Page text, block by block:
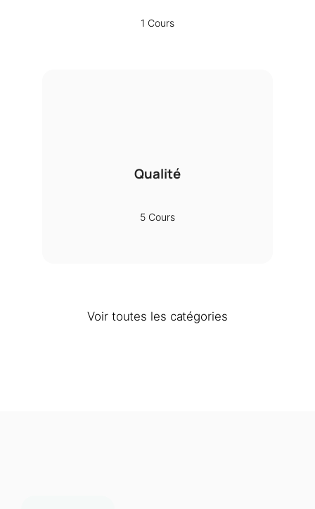
1 Cours
Qualité
5 Cours
Voir toutes les catégories